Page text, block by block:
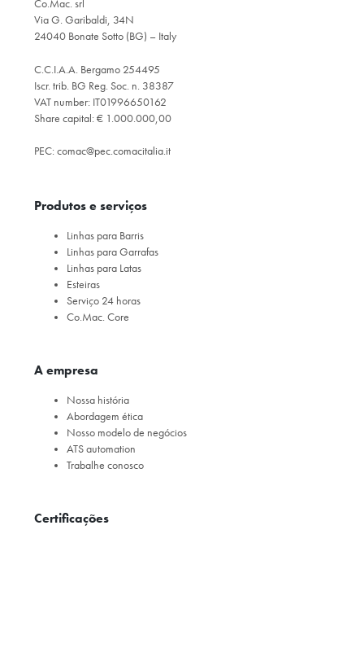
Co.Mac. srl
Via G. Garibaldi, 34N
24040 Bonate Sotto (BG) – Italy
C.C.I.A.A. Bergamo 254495
Iscr. trib. BG Reg. Soc. n. 38387
VAT number: IT01996650162
Share capital: € 1.000.000,00
PEC: comac@pec.comacitalia.it
Produtos e serviços
Linhas para Barris
Linhas para Garrafas
Linhas para Latas
Esteiras
Serviço 24 horas
Co.Mac. Core
A empresa
Nossa história
Abordagem ética
Nosso modelo de negócios
ATS automation
Trabalhe conosco
Certificações